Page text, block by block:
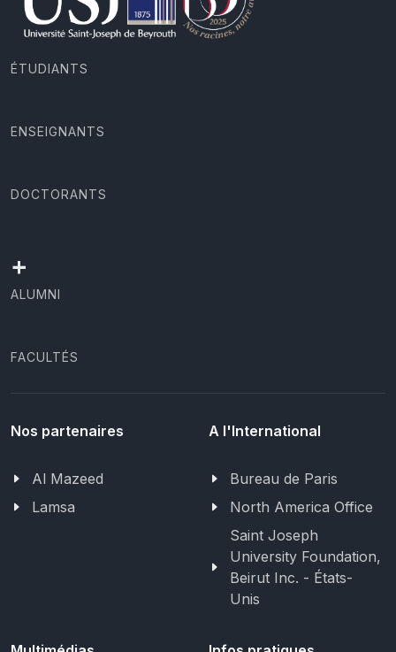
ÉTUDIANTS
ENSEIGNANTS
DOCTORANTS
+
ALUMNI
FACULTÉS
Nos partenaires
Al Mazeed
Lamsa
A l'International
Bureau de Paris
North America Office
Saint Joseph
University Foundation,
Beirut Inc. - États-
Unis